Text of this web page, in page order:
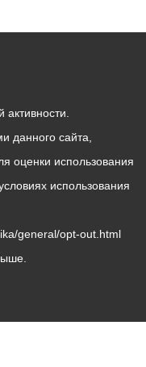
данного сайта,
оценки использования
использования
general/opt-out.html